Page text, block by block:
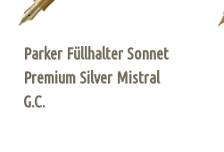
Parker Füllhalter Sonnet
Premium Silver Mistral
G.C.